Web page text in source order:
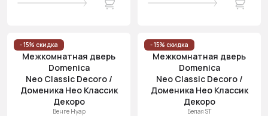
- 15% скидка
Межкомнатная дверь
Domenica
Neo Classic Decoro /
Доменика Нео Классик
Декоро
Венге Нуар
- 15% скидка
Межкомнатная дверь
Domenica
Neo Classic Decoro /
Доменика Нео Классик
Декоро
Белая ST